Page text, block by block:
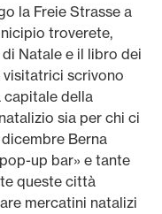
la Freie Strasse a
troverete,
Natale e il libro dei
scrivono
capitale della
sia per chi ci
Berna
up bar» e tante
queste città
mercatini natalizi